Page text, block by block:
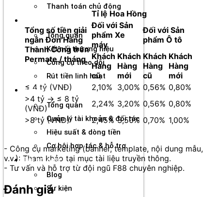
Thanh toán chủ động
Tổng quan
Kết nối thương hiệu
Công cụ theo dõi
Rút tiền linh hoạt
Agency
Tổng quan
Quản lý tài khoản & đối tác
Hiệu suất & dòng tiền
Cơ hội hợp tác & hỗ trợ
Tài nguyên
Blog
Sự kiện
Tổng số tiền giải
ngân Đơn Hàng
Thành Công trên
Permate / tháng
Tỉ lệ Hoa Hồng
Đối với Sản
phẩm Xe
máy
Đối với Sản
phẩm Ô tô
Khách
Hàng
cũ
Khách
Hàng
mới
Khách
Hàng
cũ
Khách
Hàng
mới
≤ 4 tỷ (VNĐ)
2,10% 3,00% 0,56% 0,80%
>4 tỷ → ≤ 8 tỷ
(VNĐ)
2,24% 3,20% 0,56% 0,80%
>8 tỷ (VNĐ)
2,45% 3,50% 0,70% 1,00%
- Công cụ marketing (banner, template, nội dung mẫu,
v.v.): Tham khảo tại mục tài liệu truyền thông.
- Tư vấn và hỗ trợ từ đội ngũ F88 chuyên nghiệp.
Đánh giá